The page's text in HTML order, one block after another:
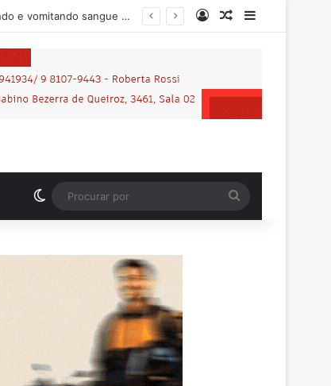
EntrarArtigo aleatório
Switch skin
por